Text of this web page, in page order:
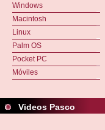
Windows
Macintosh
Linux
Palm OS
Pocket PC
Móviles
Videos Pasco